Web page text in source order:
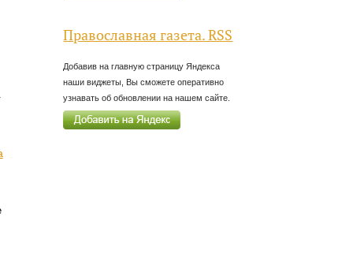
Православная газета. RSS
Добавив на главную страницу Яндекса
наши виджеты, Вы сможете оперативно
узнавать об обновлении на нашем сайте.